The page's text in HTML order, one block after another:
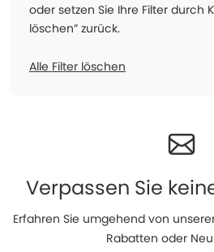
oder setzen Sie Ihre Filter durch
löschen” zurück.
Alle Filter löschen
Verpassen Sie
Erfahren Sie umgehend von
Rabatten oder